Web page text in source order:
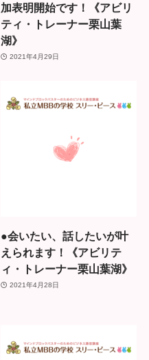
加表明開始です！《アビリ
ティ・トレーナー栗山葉
湖》
2021年4月29日
●会いたい、話したいが叶
えられます！《アビリテ
ィ・トレーナー栗山葉湖》
2021年4月28日